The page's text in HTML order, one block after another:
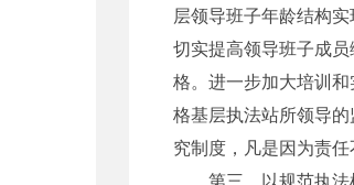
层领导班子年龄结构
切实提高领导班子成
格。进一步加大培训
格基层执法站所领导
究制度，凡是因为责
第三，以规范执法